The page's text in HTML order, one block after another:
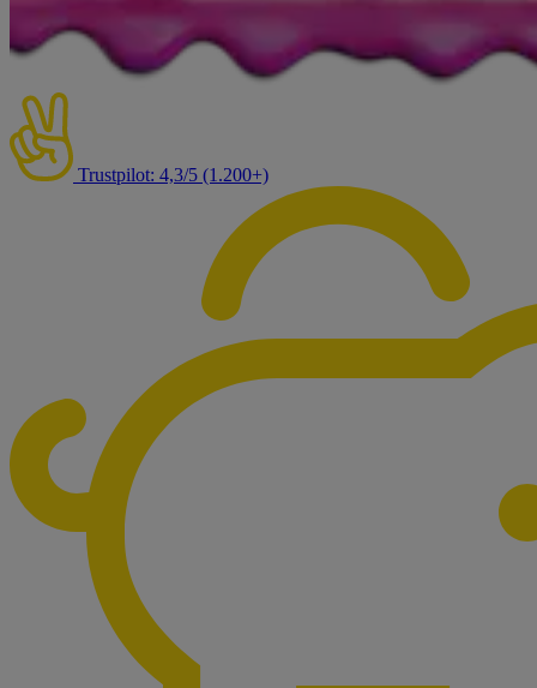
Trustpilot: 4,3/5 (1.200+)